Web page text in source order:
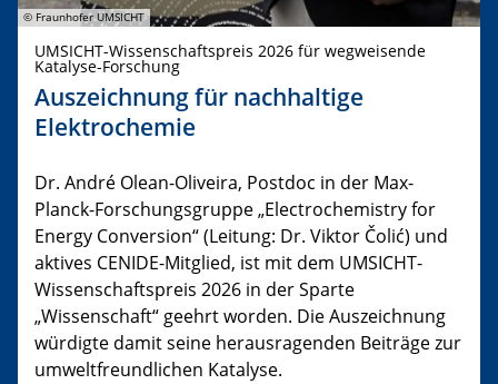
© Fraunhofer UMSICHT
UMSICHT-Wissenschaftspreis 2026 für wegweisende
Katalyse-Forschung
Auszeichnung für nachhaltige
Elektrochemie
Dr. André Olean-Oliveira, Postdoc in der Max-
Planck-Forschungsgruppe „Electrochemistry for
Energy Conversion“ (Leitung: Dr. Viktor Čolić) und
aktives CENIDE-Mitglied, ist mit dem UMSICHT-
Wissenschaftspreis 2026 in der Sparte
„Wissenschaft“ geehrt worden. Die Auszeichnung
würdigte damit seine herausragenden Beiträge zur
umweltfreundlichen Katalyse.